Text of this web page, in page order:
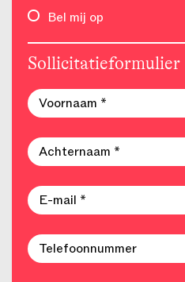
Bel mij op
Sollicitatieformulier